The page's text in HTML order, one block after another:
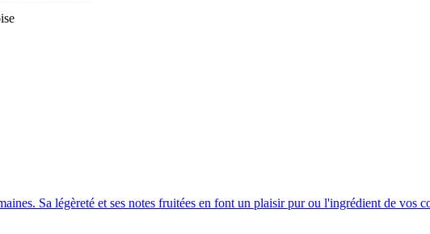
Sa légèreté et ses notes fruitées en font un plaisir pur ou l'ingrédient de vos